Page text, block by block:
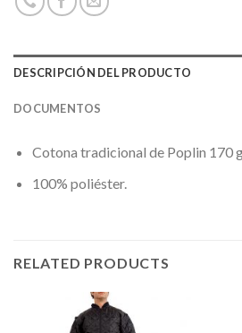
DESCRIPCIÓN DEL PRODUCTO
DOCUMENTOS
Cotona tradicional de Poplin 170
100% poliéster.
RELATED PRODUCTS